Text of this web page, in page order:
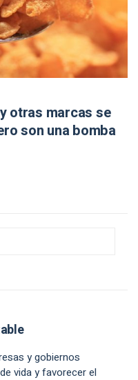
otras marcas se
son una bomba
y gobiernos
vida y favorecer el